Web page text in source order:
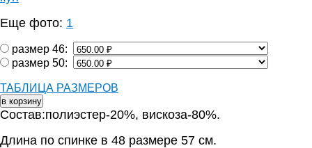
Еще фото: 1
размер 46:
размер 50:
ТАБЛИЦА РАЗМЕРОВ
Состав:полиэстер-20%, вискоза-80%.
Длина по спинке в 48 размере 57 см.